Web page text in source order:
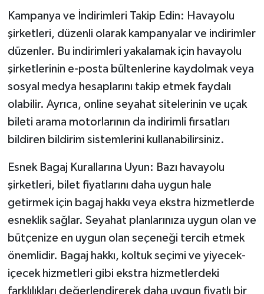
Kampanya ve İndirimleri Takip Edin: Havayolu
şirketleri, düzenli olarak kampanyalar ve indirimler
düzenler. Bu indirimleri yakalamak için havayolu
şirketlerinin e-posta bültenlerine kaydolmak veya
sosyal medya hesaplarını takip etmek faydalı
olabilir. Ayrıca, online seyahat sitelerinin ve uçak
bileti arama motorlarının da indirimli fırsatları
bildiren bildirim sistemlerini kullanabilirsiniz.
Esnek Bagaj Kurallarına Uyun: Bazı havayolu
şirketleri, bilet fiyatlarını daha uygun hale
getirmek için bagaj hakkı veya ekstra hizmetlerde
esneklik sağlar. Seyahat planlarınıza uygun olan ve
bütçenize en uygun olan seçeneği tercih etmek
önemlidir. Bagaj hakkı, koltuk seçimi ve yiyecek-
içecek hizmetleri gibi ekstra hizmetlerdeki
farklılıkları değerlendirerek daha uygun fiyatlı bir